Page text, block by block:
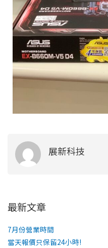
展新科技
最新文章
7月份營業時間
當天報價只保留24小時!